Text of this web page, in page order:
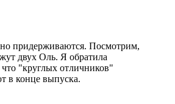
придерживаются. Посмотрим,
двух Оль. Я обратила
"круглых отличников"
в конце выпуска.